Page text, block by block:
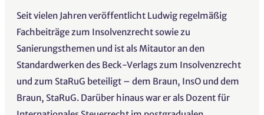
Seit vielen Jahren veröffentlicht Ludwig regelmäßig
Fachbeiträge zum Insolvenzrecht sowie zu
Sanierungsthemen und ist als Mitautor an den
Standardwerken des Beck-Verlags zum Insolvenzrecht
und zum StaRuG beteiligt – dem Braun, InsO und dem
Braun, StaRuG. Darüber hinaus war er als Dozent für